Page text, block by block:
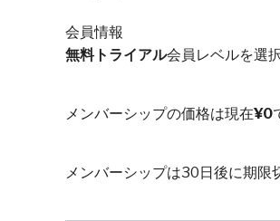
会員情報
無料トライアル会員レベルを選
メンバーシップの価格は現在¥0
メンバーシップは30日後に期限